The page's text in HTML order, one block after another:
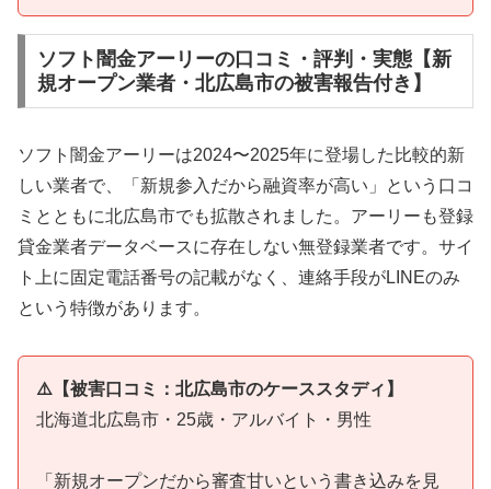
ソフト闇金アーリーの口コミ・評判・実態【新
規オープン業者・北広島市の被害報告付き】
ソフト闇金アーリーは2024〜2025年に登場した比較的新
しい業者で、「新規参入だから融資率が高い」という口コ
ミとともに北広島市でも拡散されました。アーリーも登録
貸金業者データベースに存在しない無登録業者です。サイ
ト上に固定電話番号の記載がなく、連絡手段がLINEのみ
という特徴があります。
⚠️【被害口コミ：北広島市のケーススタディ】
北海道北広島市・25歳・アルバイト・男性
「新規オープンだから審査甘いという書き込みを見